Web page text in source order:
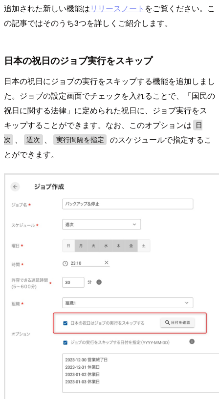
追加された新しい機能はリリースノート をご覧ください。こ
の記事ではそのうち3つを詳しくご紹介します。
日本の祝日のジョブ実行をスキップ
日本の祝日にジョブの実行をスキップする機能を追加しまし
た。ジョブの設定画面でチェックを入れることで、「国民の
祝日に関する法律」に定められた祝日に、ジョブ実行をス
キップすることができます。なお、このオプションは
日
次
、 週次 、 実行間隔を指定
のスケジュールで指定するこ
とができます。